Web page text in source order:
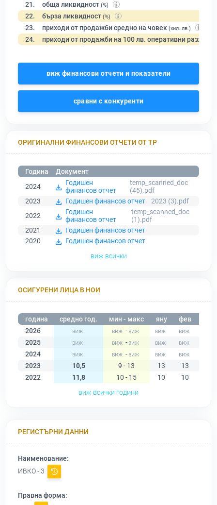
21. обща ликвидност (%)
22. бърза ликвидност (%)
23. приходи от продажби средно на човек (хил. лв.)
24. приходи от продажби на 100 лв. оперативни разходи
виж финансови отчети и показатели
сравни с конкуренти
ОРИГИНАЛНИ ФИНАНСОВИ ОТЧЕТИ ОТ ТР
Година
Документ
2024
Годишен
финансов отчет
temp_scanned_doc
(45).pdf
2023
Годишен финансов отчет
2023 (3).pdf
2022
Годишен
финансов отчет
temp_scanned_doc
(1).pdf
2021
Годишен финансов отчет
2020
Годишен финансов отчет
виж всички
ОСИГУРЕНИ ЛИЦА В НОИ
година средно год. мин - макс яну фев
2026
-
2025
-
2024
-
2023
10,5 9 - 13 13 13
2022
11,8 10 - 15 10 10
виж всички години
РЕГИСТЪРНИ ДАННИ
Наименование:
ИВКО - 3
Правна форма: